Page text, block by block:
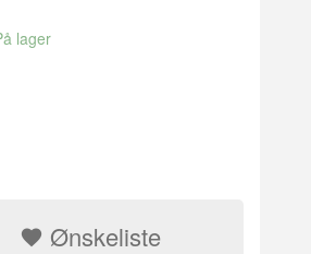
lager
Ønskeliste